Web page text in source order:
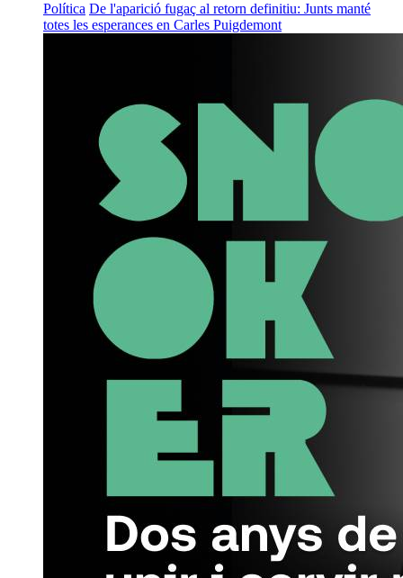
Política De l'aparició fugaç al retorn definitiu: Junts manté
totes les esperances en Carles Puigdemont